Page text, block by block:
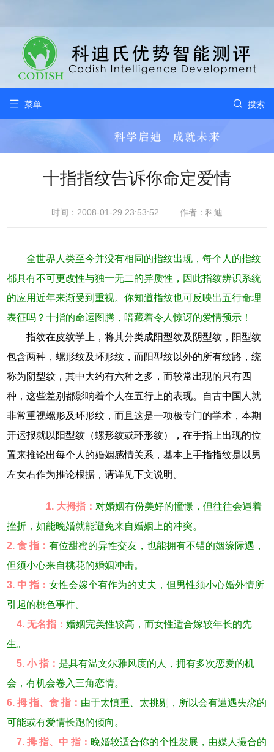
 菜单  搜索
十指指纹告诉你命定爱情
时间：2008-01-29 23:53:52 作者：科迪
全世界人类至今并没有相同的指纹出现，每个人的指纹
都具有不可更改性与独一无二的异质性，因此指纹辨识系统
的应用近年来渐受到重视。你知道指纹也可反映出五行命理
表征吗？十指的命运图腾，暗藏着令人惊讶的爱情预示！
指纹在皮纹学上，将其分类成阳型纹及阴型纹，阳型纹
包含两种，螺形纹及环形纹，而阳型纹以外的所有纹路，统
称为阴型纹，其中大约有六种之多，而较常出现的只有四
种，这些差别都影响着个人在五行上的表现。自古中国人就
非常重视螺形及环形纹，而且这是一项极专门的学术，本期
开运报就以阳型纹（螺形纹或环形纹），在手指上出现的位
置来推论出每个人的婚姻感情关系，基本上手指指纹是以男
左女右作为推论根据，请详见下文说明。
1. 大拇指： 对婚姻有份美好的憧憬，但往往会遇着
挫折，如能晚婚就能避免来自婚姻上的冲突。
2. 食 指：有位甜蜜的异性交友，也能拥有不错的姻缘际遇，
但须小心来自桃花的婚姻冲击。
3. 中 指：女性会嫁个有作为的丈夫，但男性须小心婚外情所
引起的桃色事件。
4. 无名指：婚姻完美性较高，而女性适合嫁较年长的先
生。
5. 小 指： 是具有温文尔雅风度的人，拥有多次恋爱的机
会，有机会卷入三角恋情。
6. 拇 指、食 指： 由于太慎重、太挑剔，所以会有遭遇失恋的
可能或有爱情长跑的倾向。
7. 拇 指、中 指： 晚婚较适合你的个性发展，由媒人撮合的